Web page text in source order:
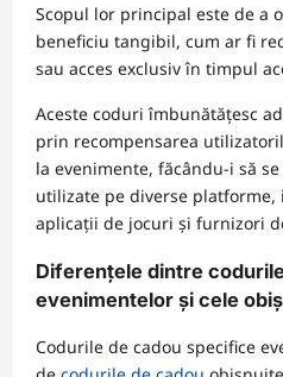
Scopul lor principal este de a
beneficiu tangibil, cum ar fi
sau acces exclusiv în timpul
Aceste coduri îmbunătățesc
prin recompensarea
la evenimente, făcându-i să
utilizate pe diverse
aplicații de jocuri și furnizori
Diferențele dintre
evenimentelor și cele
Codurile de cadou specifice